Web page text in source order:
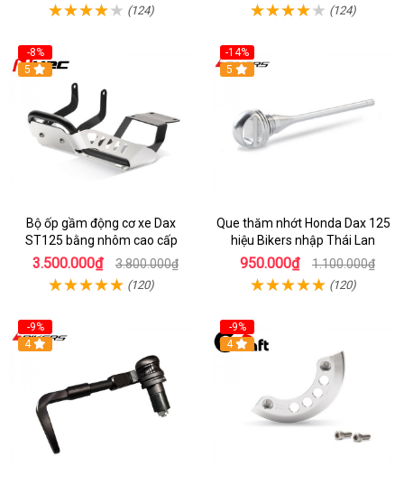
(124) (124)
-8%
5
Bộ ốp gầm động cơ xe Dax
ST125 bằng nhôm cao cấp
3.500.000₫ 3.800.000₫
(120)
-14%
5
Que thăm nhớt Honda Dax 125
hiệu Bikers nhập Thái Lan
950.000₫ 1.100.000₫
(120)
-9%
4
-9%
4